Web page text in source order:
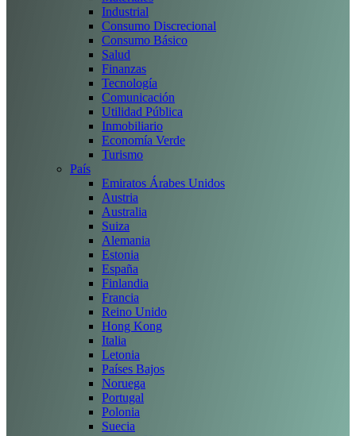
Industrial
Consumo Discrecional
Consumo Básico
Salud
Finanzas
Tecnología
Comunicación
Utilidad Pública
Inmobiliario
Economía Verde
Turismo
País
Emiratos Árabes Unidos
Austria
Australia
Suiza
Alemania
Estonia
España
Finlandia
Francia
Reino Unido
Hong Kong
Italia
Letonia
Países Bajos
Noruega
Portugal
Polonia
Suecia